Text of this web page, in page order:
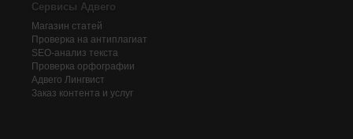
Сервисы Адвего
Магазин статей
Проверка на антиплагиат
SEO-анализ текста
Проверка орфографии
Адвего Лингвист
Заказ контента и услуг